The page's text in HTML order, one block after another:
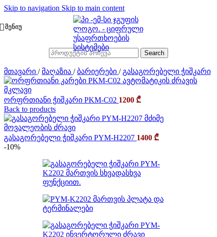
Skip to navigation Skip to main content
ᲛᲔᲜᲘᲣ
Search
მთავარი / მაღაზია / ბარიერები / გასაგორებელი ჭიშკარი
ორფრთიანი ჭიშკარი PKM-C02 1200 ₾
Back to products
გასაგორებელი ჭიშკარი PYM-H2207 1400 ₾
-10%